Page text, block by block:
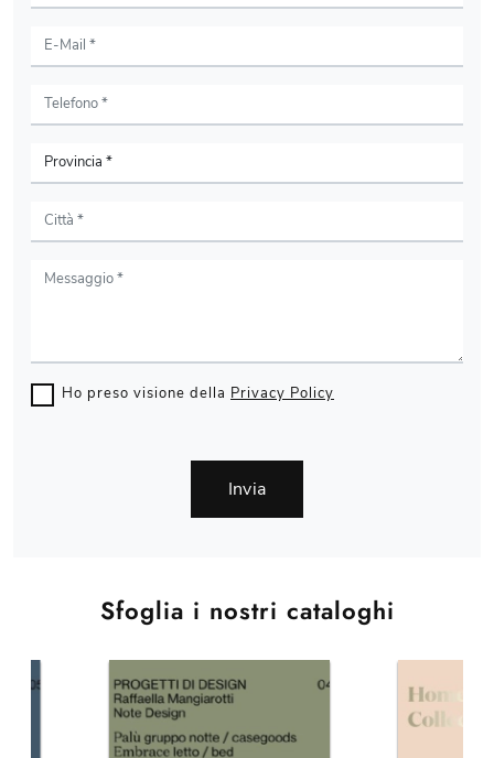
Sfoglia i nostri cataloghi
Ho preso visione della Privacy Policy
Invia